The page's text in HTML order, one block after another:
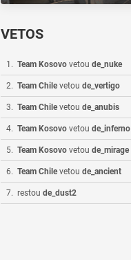
VETOS
1 . Team Kosovo vetou de_nuke
2. Team Chile vetou de_vertigo
3. Team Chile vetou de_anubis
4. Team Kosovo vetou de_inferno
5. Team Kosovo vetou de_mirage
6. Team Chile vetou de_ancient
7. restou de_dust2